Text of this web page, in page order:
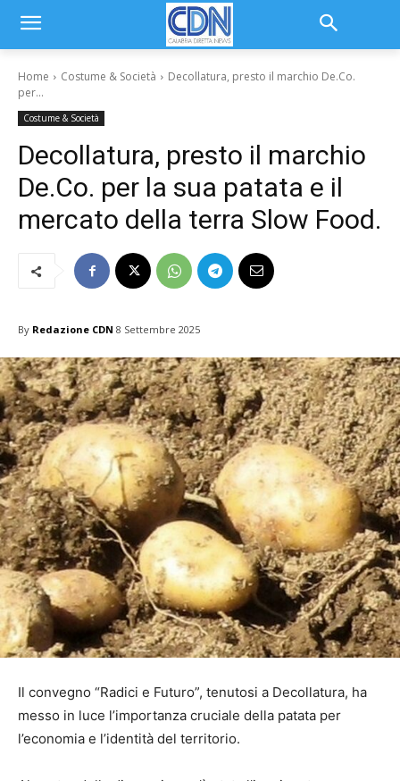
Home Costume & Società
Decollatura, presto il marchio De.Co.
per...
Costume & Società
Decollatura, presto il marchio
De.Co. per la sua patata e il
mercato della terra Slow Food.
By Redazione CDN 8 Settembre 2025
Il convegno “Radici e Futuro”, tenutosi a Decollatura, ha
messo in luce l’importanza cruciale della patata per
l’economia e l’identità del territorio.